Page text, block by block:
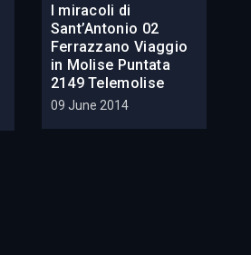
I miracoli di
Sant’Antonio 02
Ferrazzano Viaggio
in Molise Puntata
2149 Telemolise
09 June 2014